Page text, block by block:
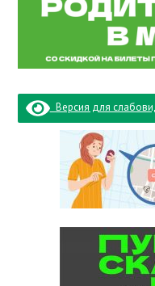
Версия для